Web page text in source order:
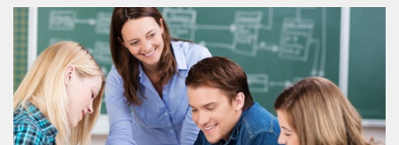
tua
città